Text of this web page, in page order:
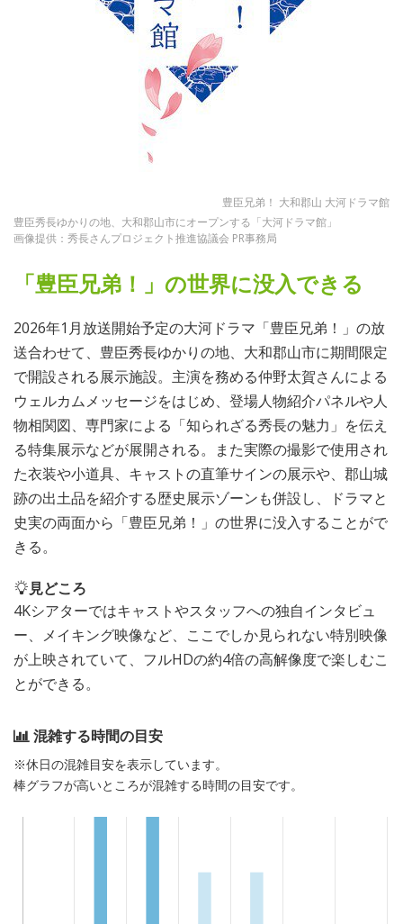
豊臣兄弟！ 大和郡山 大河ドラマ館
豊臣秀長ゆかりの地、大和郡山市にオープンする「大河ドラマ館」
画像提供：秀長さんプロジェクト推進協議会 PR事務局
「豊臣兄弟！」の世界に没入できる
2026年1月放送開始予定の大河ドラマ「豊臣兄弟！」の放
送合わせて、豊臣秀長ゆかりの地、大和郡山市に期間限定
で開設される展示施設。主演を務める仲野太賀さんによる
ウェルカムメッセージをはじめ、登場人物紹介パネルや人
物相関図、専門家による「知られざる秀長の魅力」を伝え
る特集展示などが展開される。また実際の撮影で使用され
た衣装や小道具、キャストの直筆サインの展示や、郡山城
跡の出土品を紹介する歴史展示ゾーンも併設し、ドラマと
史実の両面から「豊臣兄弟！」の世界に没入することがで
きる。
見どころ
4Kシアターではキャストやスタッフへの独自インタビュ
ー、メイキング映像など、ここでしか見られない特別映像
が上映されていて、フルHDの約4倍の高解像度で楽しむこ
とができる。
混雑する時間の目安
※休日の混雑目安を表示しています。
棒グラフが高いところが混雑する時間の目安です。